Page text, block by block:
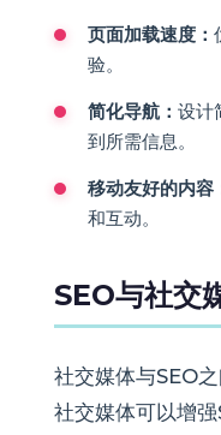
页面加载速度：
验。
简化导航： 设计
到所需信息。
移动友好的内容
和互动。
SEO与社交
社交媒体与SEO
社交媒体可以增